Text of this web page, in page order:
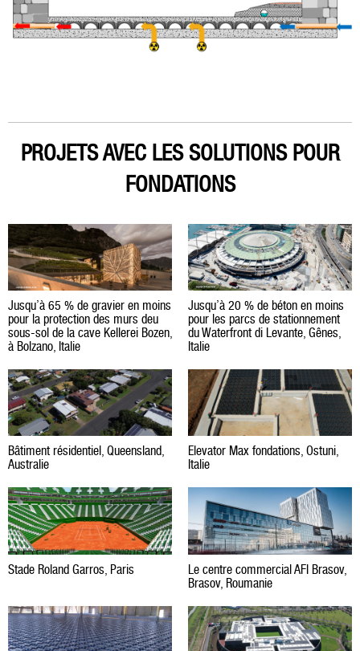
PROJETS AVEC LES SOLUTIONS POUR
FONDATIONS
Jusqu’à 65 % de gravier en moins
pour la protection des murs deu
sous-sol de la cave Kellerei Bozen,
à Bolzano, Italie
Jusqu’à 20 % de béton en moins
pour les parcs de stationnement
du Waterfront di Levante, Gênes,
Italie
Bâtiment résidentiel, Queensland,
Australie
Elevator Max fondations, Ostuni,
Italie
Stade Roland Garros, Paris
Le centre commercial AFI Brasov,
Brasov, Roumanie